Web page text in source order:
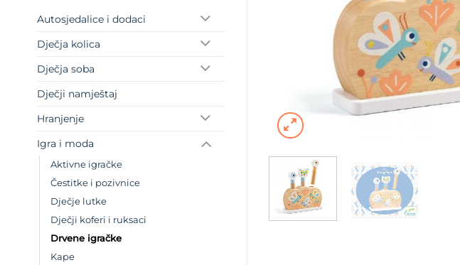
Autosjedalice i dodaci
Dječja kolica
Dječja soba
Dječji namještaj
Hranjenje
Igra i moda
Aktivne igračke
Čestitke i pozivnice
Dječje lutke
Dječji koferi i ruksaci
Drvene igračke
Kape